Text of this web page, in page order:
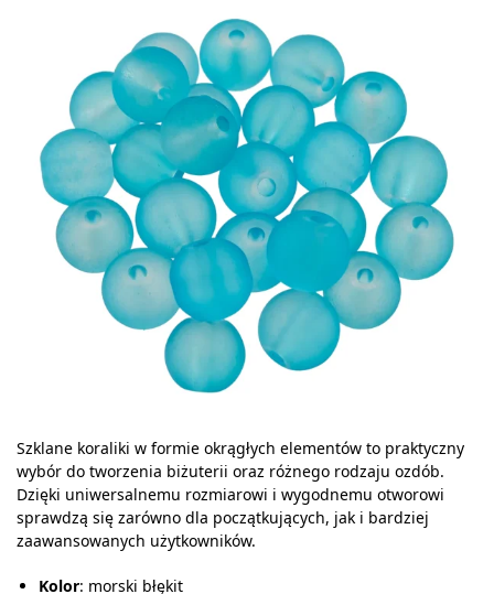
Szklane koraliki w formie okrągłych elementów to praktyczny
wybór do tworzenia biżuterii oraz różnego rodzaju ozdób.
Dzięki uniwersalnemu rozmiarowi i wygodnemu otworowi
sprawdzą się zarówno dla początkujących, jak i bardziej
zaawansowanych użytkowników.
Kolor: morski błękit